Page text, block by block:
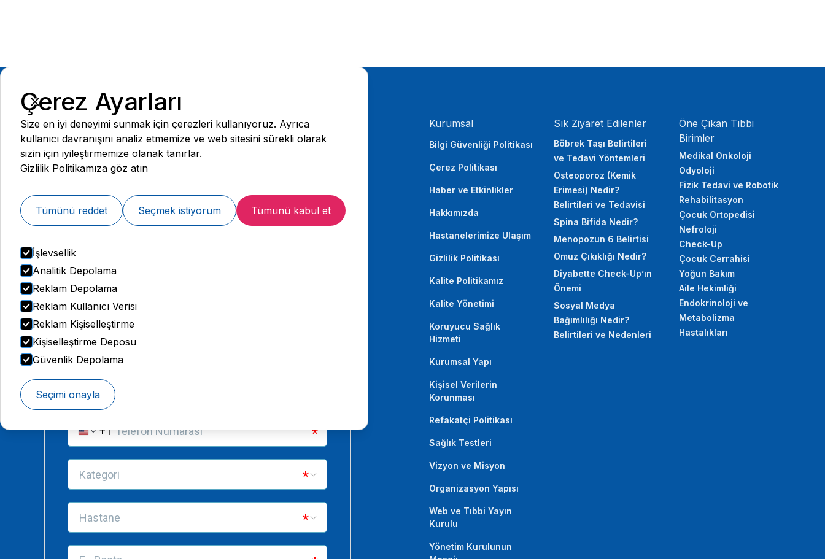
Çerez Ayarları
Size en iyi deneyimi sunmak için çerezleri kullanıyoruz. Ayrıca
kullanıcı davranışını analiz etmemize ve web sitesini sürekli olarak
sizin için iyileştirmemize olanak tanırlar.
Gizlilik Politikamıza göz atın
Tümünü reddet Seçmek istiyorum Tümünü kabul et
İşlevsellik
Analitik Depolama
Reklam Depolama
Reklam Kullanıcı Verisi
Reklam Kişiselleştirme
Kişiselleştirme Deposu
Güvenlik Depolama
Seçimi onayla
Web ve Tıbbi Yayın Kurulu
İletişim:
444 77 99
Kurumsal
Bilgi Güvenliği Politikası
Çerez Politikası
Haber ve Etkinlikler
Hakkımızda
Hastanelerimize Ulaşım
Gizlilik Politikası
Kalite Politikamız
Kalite Yönetimi
Koruyucu Sağlık
Hizmeti
Kurumsal Yapı
Kişisel Verilerin
Korunması
Refakatçi Politikası
Sağlık Testleri
Vizyon ve Misyon
Organizasyon Yapısı
Web ve Tıbbi Yayın
Kurulu
Yönetim Kurulunun
Sık Ziyaret Edilenler
Böbrek Taşı Belirtileri
ve Tedavi Yöntemleri
Osteoporoz (Kemik
Erimesi) Nedir?
Belirtileri ve Tedavisi
Spina Bifida Nedir?
Menopozun 6 Belirtisi
Omuz Çıkıklığı Nedir?
Diyabette Check-Up’ın
Önemi
Sosyal Medya
Bağımlılığı Nedir?
Belirtileri ve Nedenleri
Öne Çıkan Tıbbi
Birimler
Medikal Onkoloji
Odyoloji
Fizik Tedavi ve Robotik
Rehabilitasyon
Çocuk Ortopedisi
Nefroloji
Check-Up
Çocuk Cerrahisi
Yoğun Bakım
Aile Hekimliği
Endokrinoloji ve
Metabolizma
Hastalıkları